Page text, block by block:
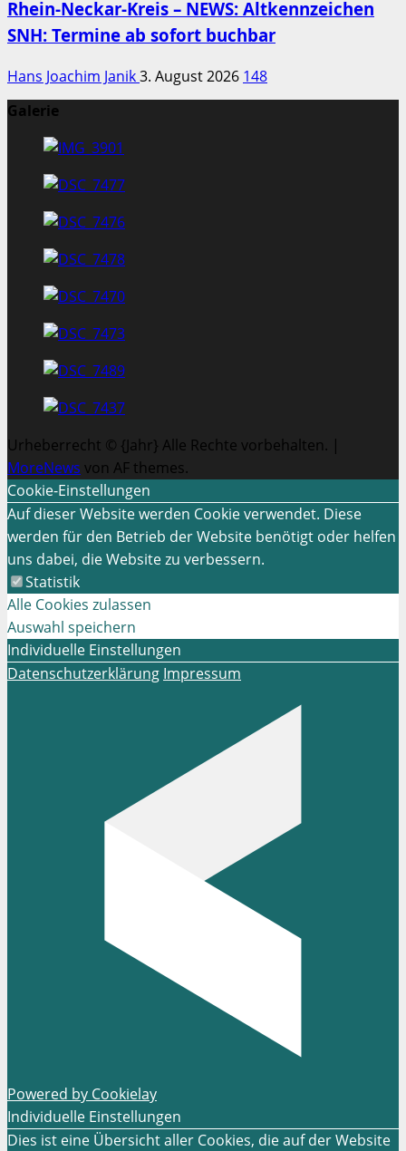
Rhein-Neckar-Kreis – NEWS: Altkennzeichen
SNH: Termine ab sofort buchbar
Hans Joachim Janik3. August 2026 148
Galerie
Urheberrecht © {Jahr} Alle Rechte vorbehalten. |
MoreNews von AF themes.
Cookie-Einstellungen
Auf dieser Website werden Cookie verwendet. Diese
werden für den Betrieb der Website benötigt oder helfen
uns dabei, die Website zu verbessern.
Statistik
Alle Cookies zulassen
Auswahl speichern
Individuelle Einstellungen
Datenschutzerklärung Impressum
Powered by Cookielay
Individuelle Einstellungen
Dies ist eine Übersicht aller Cookies, die auf der Website